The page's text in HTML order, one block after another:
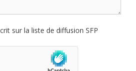
sur la liste de diffusion SFP